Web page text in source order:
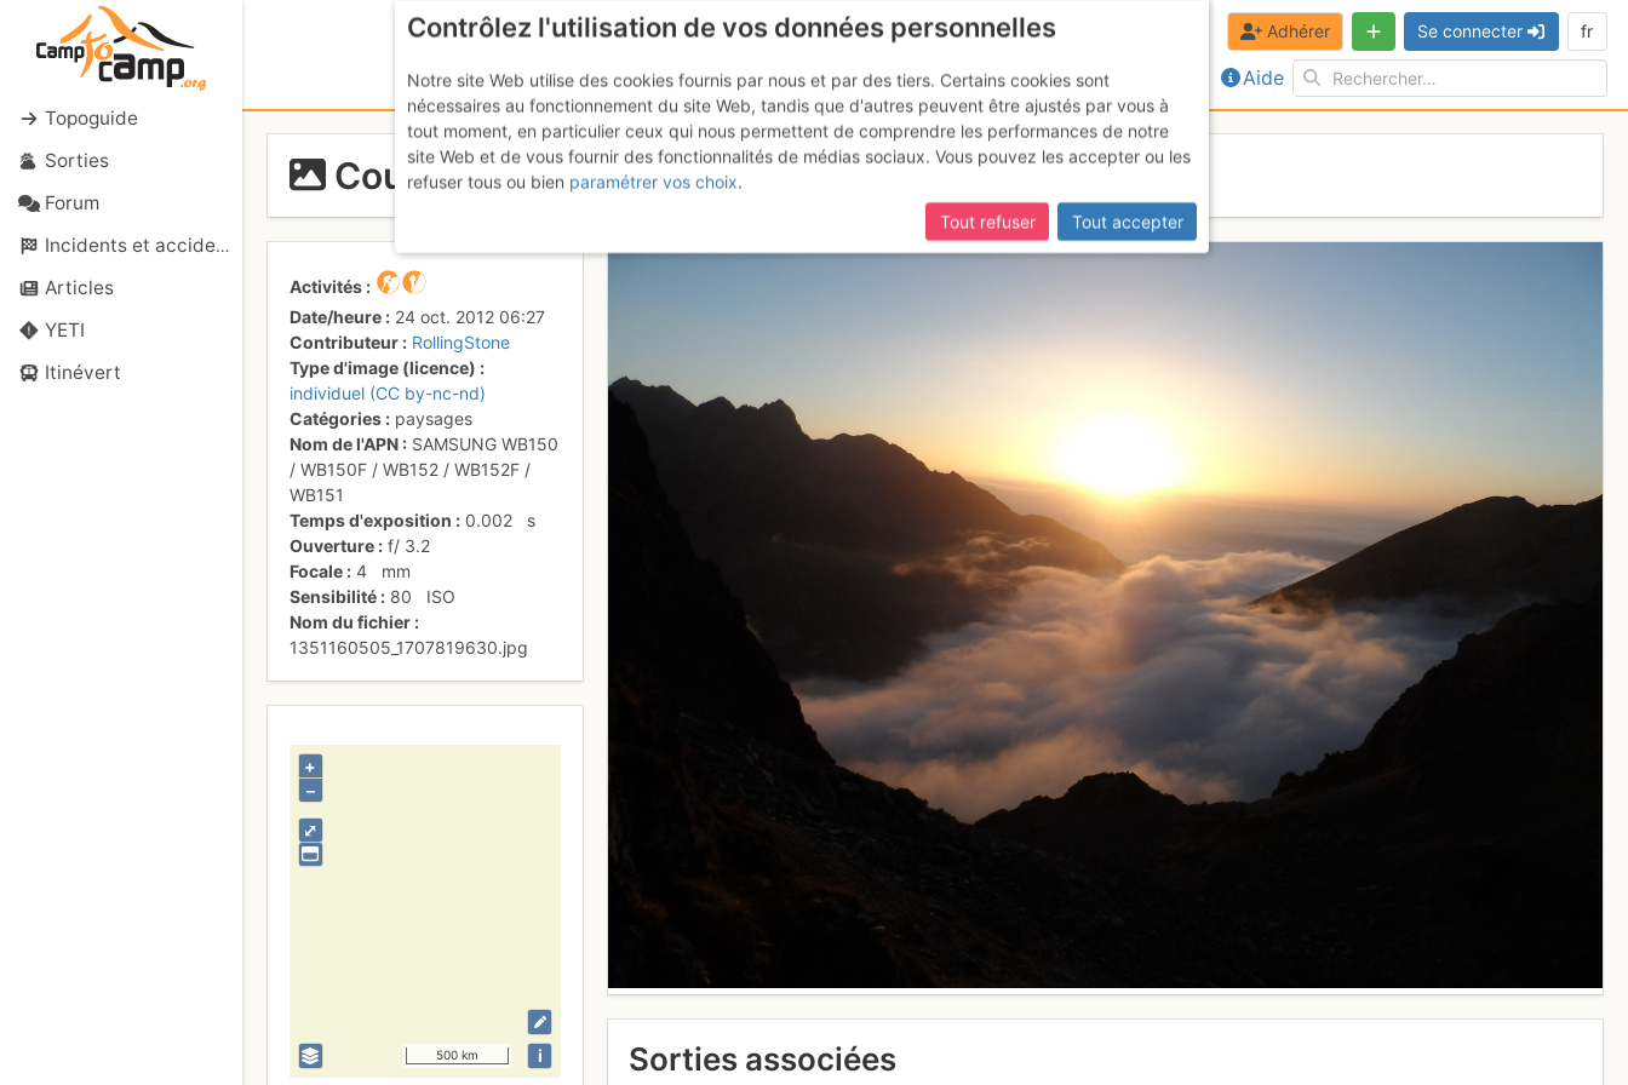
Topoguide
Sorties
Forum
Incidents et accidents
Articles
YETI
Itinévert
Aide
Adhérer Se connecter fr
Coucher de soleil vu depuis le col du Vénétier
Activités
Date/heure
24 oct. 2012 06:27
Contributeur
RollingStone
Type d'image (licence)
individuel (CC by-nc-nd)
Catégories
paysages
Nom de l'APN
SAMSUNG WB150
/ WB150F / WB152 / WB152F /
WB151
Temps d'exposition
0.002
s
Ouverture
f/3.2
Focale
4
mm
Sensibilité
80
ISO
Nom du fichier
1351160505_1707819630.jpg
⤢
+
–
500 km i Sorties associées
Contrôlez l'utilisation de vos données personnelles
Notre site Web utilise des cookies fournis par nous et par des tiers. Certains cookies sont
nécessaires au fonctionnement du site Web, tandis que d'autres peuvent être ajustés par vous à
tout moment, en particulier ceux qui nous permettent de comprendre les performances de notre
site Web et de vous fournir des fonctionnalités de médias sociaux. Vous pouvez les accepter ou les
refuser tous ou bien paramétrer vos choix.
Tout refuser
Tout accepter